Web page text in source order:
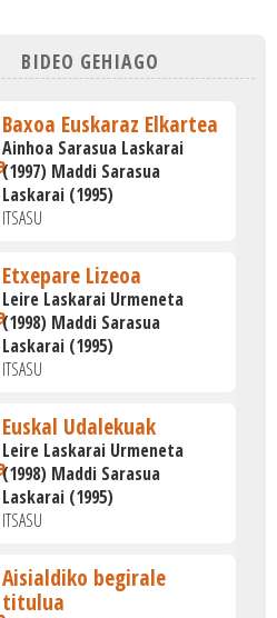
BIDEO GEHIAGO
Baxoa Euskaraz Elkartea
Ainhoa Sarasua Laskarai
(1997) Maddi Sarasua
Laskarai (1995)
ITSASU
Etxepare Lizeoa
Leire Laskarai Urmeneta
(1998) Maddi Sarasua
Laskarai (1995)
ITSASU
Euskal Udalekuak
Leire Laskarai Urmeneta
(1998) Maddi Sarasua
Laskarai (1995)
ITSASU
Aisialdiko begirale
titulua